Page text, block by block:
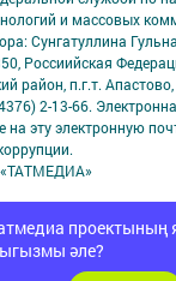
проектының
әле?
и массовых
Сунгатуллина
Россиийская
район, п.г.т.
2-13-66.
на эту электронную
«cookie»для
сайтом.